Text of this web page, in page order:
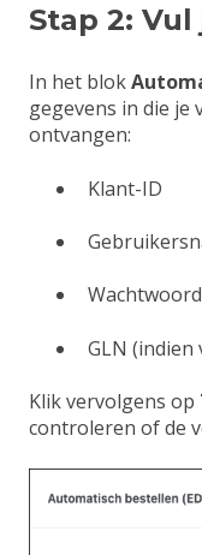
Stap 2:
In het blok
gegevens in die
ontvangen:
Klant-ID
Wachtwoord
GLN (indien
Klik vervolgens op
controleren of de